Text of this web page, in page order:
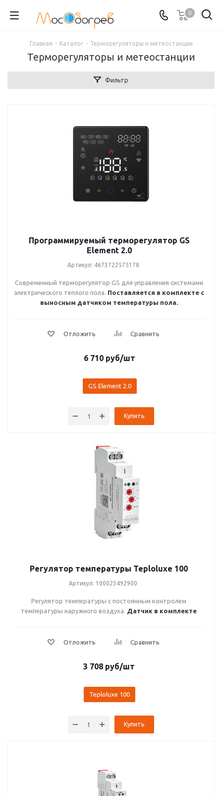
0
Главная - Каталог - Терморегуляторы и метеостанции
Терморегуляторы и метеостанции
Фильтр
Программируемый терморегулятор GS
Element 2.0
Артикул: 4673722575178
Современный терморегулятор GS для управления системами
электрического теплого пола. Поставляется в комплекте с
выносным датчиком температуры пола.
6 710руб/шт
GS Element 2.0
Купить
Регулятор температуры Teploluxe 100
Артикул: 100023492900
Регулятор температуры с постоянным контролем
температуры наружного воздуха. Датчик в комплекте
3 708 руб/шт
Teploluxe 100
Купить